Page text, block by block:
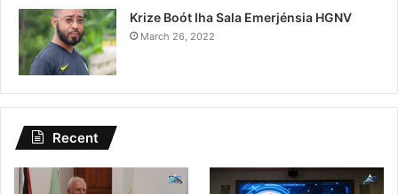
Krize Boót Iha Sala Emerjénsia HGNV
March 26, 2022
Recent